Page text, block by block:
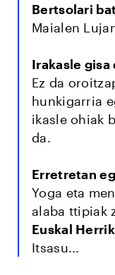
Bertsolari
Maialen
Irakasle gisa
Ez da
hunkigarria
ikasle ohiak
da.
Erretretan
Yoga eta
alaba ttipiak
Euskal
Itsasu...